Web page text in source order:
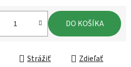
DO KOŠÍKA
Strážiť Zdieľať